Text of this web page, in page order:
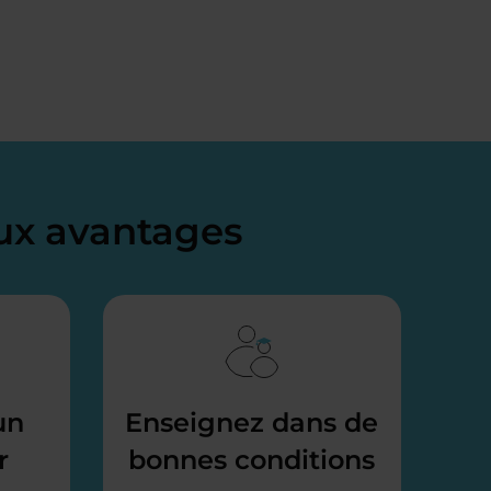
avantages
Enseignez dans de
bonnes conditions